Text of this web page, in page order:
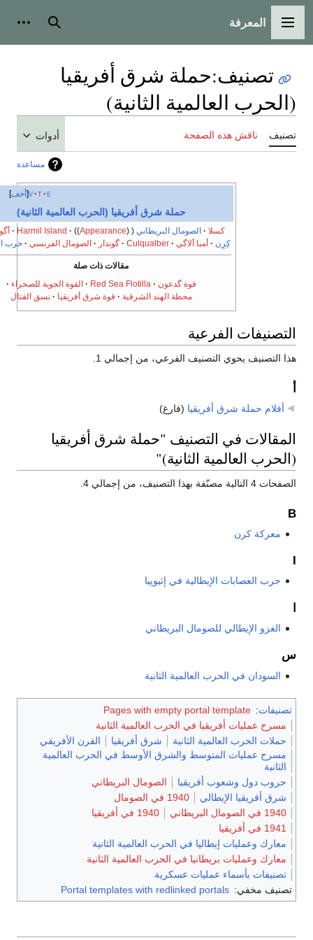
الرئيسية
المعرفة أدوات
تصنيف:حملة شرق أفريقيا
العالمية الثانية)
ناقش هذه الصفحة
مساعدة
أخف
حملة شرق أفريقيا (الحرب العالمية الثانية)
الصومال البريطاني Appearance
Harmil Island
أگوردات
أمبا ألاگي Culqualber گوندار الصومال الفرنسي حرب العصابات
مقالات ذات صلة
قوة گدعون
Red Sea Flotilla
القوة الجوية للصحراء
محطة الهند الشرقية
قوة شرق أفريقيا نسق القتال
الفرعية
التصنيف يحوي التصنيف الفرعي، من إجمالي 1.
حملة شرق أفريقيا‏ (فارغ)
في التصنيف "حملة شرق أفريقيا
العالمية الثانية)"
بهذا التصنيف، من إجمالي 4.
معركة كرن
حرب العصابات الإيطالية في إثيوپيا
الغزو الإيطالي للصومال البريطاني
السودان في الحرب العالمية الثانية
:
Pages with empty portal template
عمليات أفريقيا في الحرب العالمية الثانية
الحرب العالمية الثانية
شرق أفريقيا
القرن الأفريقي
عمليات المتوسط والشرق الأوسط في الحرب العالمية
دول وشعوب أفريقيا
الصومال البريطاني
أفريقيا الإيطالي
1940 في الصومال
1940 في أفريقيا
وعمليات إيطاليا في الحرب العالمية الثانية
وعمليات بريطانيا في الحرب العالمية الثانية
بأسماء عمليات عسكرية
مخفي: Portal templates with redlinked portals